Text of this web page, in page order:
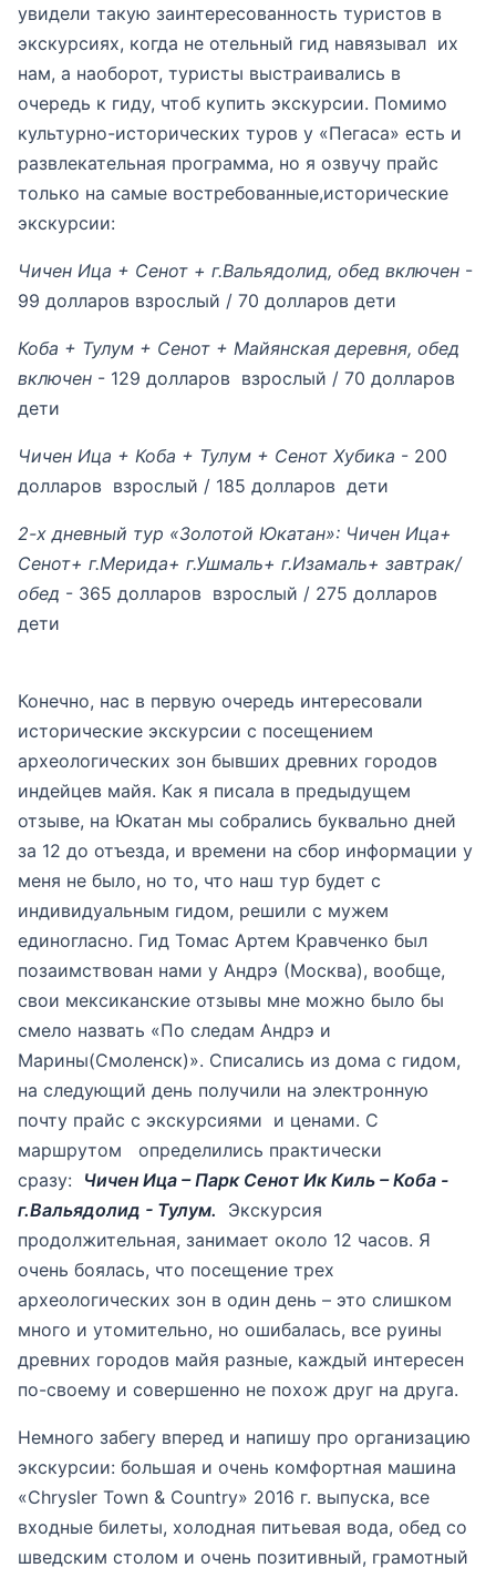
увидели такую заинтересованность туристов в
экскурсиях, когда не отельный гид навязывал их
нам, а наоборот, туристы выстраивались в
очередь к гиду, чтоб купить экскурсии. Помимо
культурно-исторических туров у «Пегаса» есть и
развлекательная программа, но я озвучу прайс
только на самые востребованные,исторические
экскурсии:
Чичен Ица + Сенот + г.Вальядолид, обед включен -
99 долларов взрослый / 70 долларов дети
Коба + Тулум + Сенот + Майянская деревня, обед
включен - 129 долларов взрослый / 70 долларов
дети
Чичен Ица + Коба + Тулум + Сенот Хубика - 200
долларов взрослый / 185 долларов дети
2-х дневный тур «Золотой Юкатан»: Чичен Ица+
Сенот+ г.Мерида+ г.Ушмаль+ г.Изамаль+ завтрак/
обед - 365 долларов взрослый / 275 долларов
дети
Конечно, нас в первую очередь интересовали
исторические экскурсии с посещением
археологических зон бывших древних городов
индейцев майя. Как я писала в предыдущем
отзыве, на Юкатан мы собрались буквально дней
за 12 до отъезда, и времени на сбор информации у
меня не было, но то, что наш тур будет с
индивидуальным гидом, решили с мужем
единогласно. Гид Томас Артем Кравченко был
позаимствован нами у Андрэ (Москва), вообще,
свои мексиканские отзывы мне можно было бы
смело назвать «По следам Андрэ и
Марины(Смоленск)». Списались из дома с гидом,
на следующий день получили на электронную
почту прайс с экскурсиями и ценами. С
маршрутом определились практически
сразу: Чичен Ица – Парк Сенот Ик Киль – Коба -
г.Вальядолид - Тулум. Экскурсия
продолжительная, занимает около 12 часов. Я
очень боялась, что посещение трех
археологических зон в один день – это слишком
много и утомительно, но ошибалась, все руины
древних городов майя разные, каждый интересен
по-своему и совершенно не похож друг на друга.
Немного забегу вперед и напишу про организацию
экскурсии: большая и очень комфортная машина
«Chrysler Town & Country» 2016 г. выпуска, все
входные билеты, холодная питьевая вода, обед со
шведским столом и очень позитивный, грамотный